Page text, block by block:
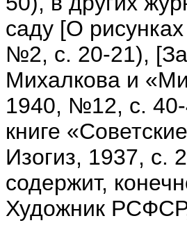
саду [О
№2, с. 20-21),
Михалкова и
1940, №12, с. 40-
книге
Изогиз, 1937, с.
содержит,
Художник